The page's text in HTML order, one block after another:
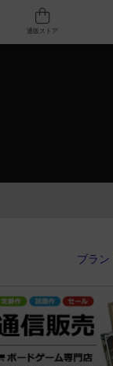
人気ボードゲーム